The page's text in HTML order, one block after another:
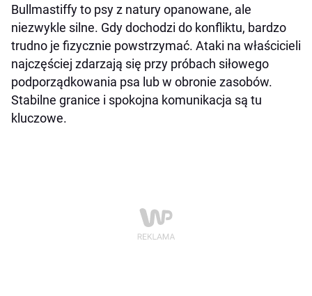
Bullmastiffy to psy z natury opanowane, ale
niezwykle silne. Gdy dochodzi do konfliktu, bardzo
trudno je fizycznie powstrzymać. Ataki na właścicieli
najczęściej zdarzają się przy próbach siłowego
podporządkowania psa lub w obronie zasobów.
Stabilne granice i spokojna komunikacja są tu
kluczowe.